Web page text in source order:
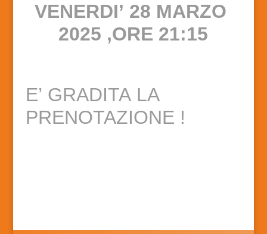
VENERDI’ 28 MARZO
2025 ,ORE 21:15
E’ GRADITA LA
PRENOTAZIONE !